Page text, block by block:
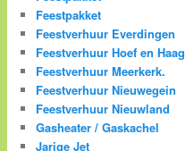
Feestpakket
Feestverhuur Everdingen
Feestverhuur Hoef en Haag
Feestverhuur Meerkerk.
Feestverhuur Nieuwegein
Feestverhuur Nieuwland
Gasheater / Gaskachel
Jarige Jet